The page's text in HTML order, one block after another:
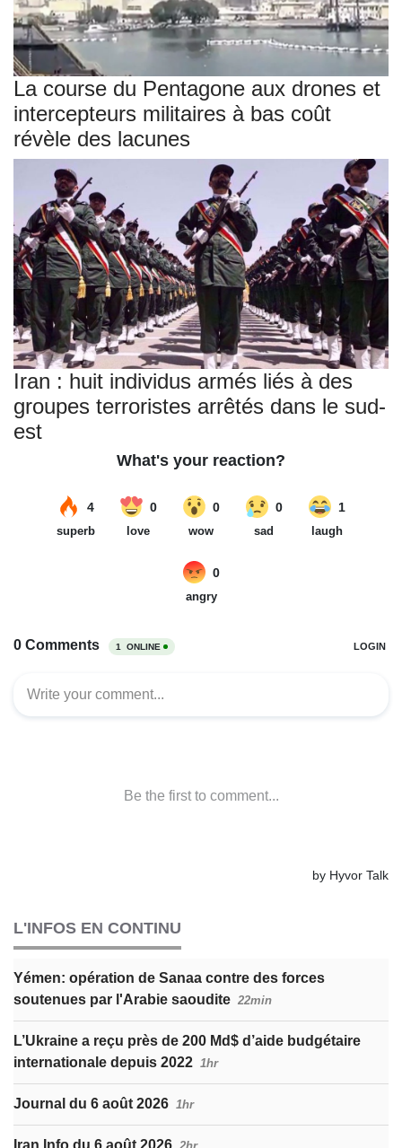
La course du Pentagone aux drones et
intercepteurs militaires à bas coût
révèle des lacunes
Iran : huit individus armés liés à des
groupes terroristes arrêtés dans le sud-
est
L'INFOS EN CONTINU
Yémen: opération de Sanaa contre des forces
soutenues par l'Arabie saoudite 22min
L’Ukraine a reçu près de 200 Md$ d’aide budgétaire
internationale depuis 2022 1hr
Journal du 6 août 2026 1hr